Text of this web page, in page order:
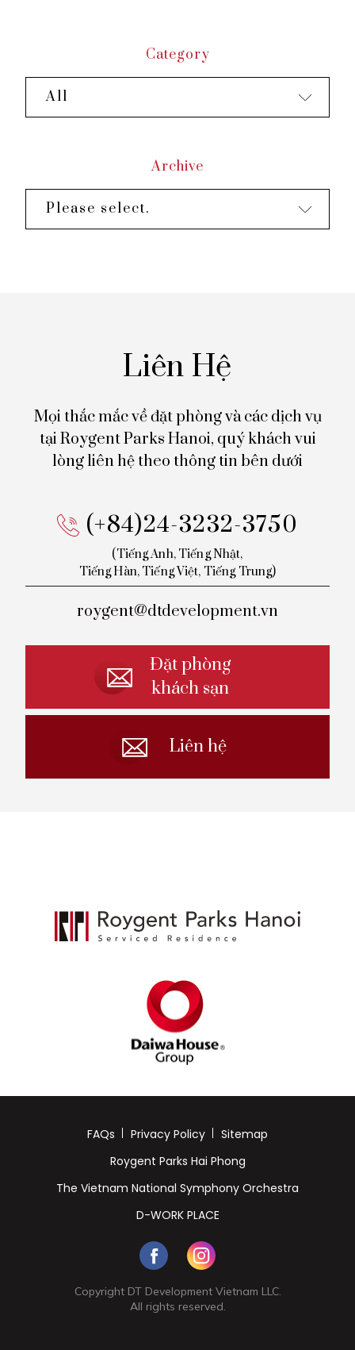
Category
All
Archive
Please select.
Liên Hệ
Mọi thắc mắc về đặt phòng và các dịch vụ
tại Roygent Parks Hanoi, quý khách vui
lòng liên hệ theo thông tin bên dưới
(+84)24-3232-3750
(Tiếng Anh, Tiếng Nhật,
TiếngHàn, Tiếng Việt, Tiếng Trung)
roygent@dtdevelopment.vn
Đặt phòng
khách sạn
Liên hệ
FAQs Privacy Policy
Sitemap
Roygent Parks Hai Phong
The Vietnam National Symphony Orchestra
D-WORK PLACE
Copyright DT Development Vietnam LLC.
All rights reserved.